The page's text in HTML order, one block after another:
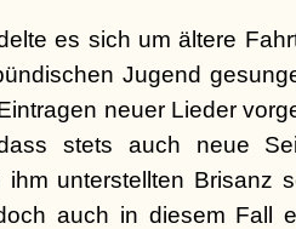
es sich um ältere
Jugend
neuer Lieder
stets auch neue
unterstellten Brisanz
auch in diesem Fall